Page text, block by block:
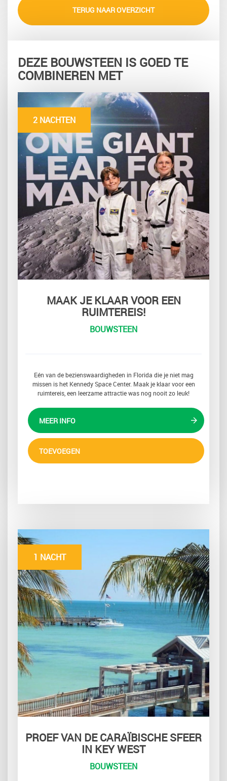
TERUG NAAR OVERZICHT
DEZE BOUWSTEEN IS GOED TE
COMBINEREN MET
2 NACHTEN
MAAK JE KLAAR VOOR EEN
RUIMTEREIS!
BOUWSTEEN
Eén van de bezienswaardigheden in Florida die je niet mag
missen is het Kennedy Space Center. Maak je klaar voor een
ruimtereis, een leerzame attractie was nog nooit zo leuk!
MEER INFO
TOEVOEGEN
1 NACHT
PROEF VAN DE CARAÏBISCHE SFEER
IN KEY WEST
BOUWSTEEN